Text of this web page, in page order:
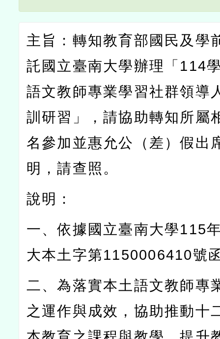
主旨：轉知教育部國民及學
託國立臺南大學辦理「 114
語文教師專業學習社群領導
訓研習」，請協助轉知所屬
名參加並惠允公（差）假出
明，請查照。
說明：
一、依據國立臺南大學115
大本土字第1150006410號
二、為落實本土語文教師專
之運作與成效，協助推動十